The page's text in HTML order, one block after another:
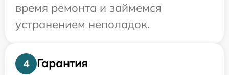
время ремонта и займемся
устранением неполадок.
4
Гарантия